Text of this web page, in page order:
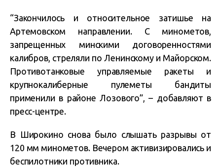
“Закончилось и относительное затишье на
Артемовском направлении. С минометов,
запрещенных минскими договоренностями
калибров, стреляли по Ленинскому и Майорском.
Противотанковые управляемые ракеты и
крупнокалиберные пулеметы бандиты
применили в районе Лозового”, – добавляют в
пресс-центре.
В Широкино снова было слышать разрывы от
120 мм минометов. Вечером активизировались и
беспилотники противника.